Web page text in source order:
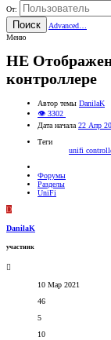
От:
Поиск
Advanced…
Меню
НЕ
контроллере
Автор темы DanilaK
👁 3302
Дата начала 22 Апр
Теги
unifi
Форумы
Разделы
UniFi
D
DanilaK
участник
10 Мар 2021
46
5
10